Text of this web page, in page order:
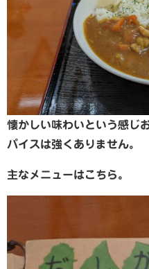
懐かしい味わいという感じ
パイスは強くありません。
主なメニューはこちら。